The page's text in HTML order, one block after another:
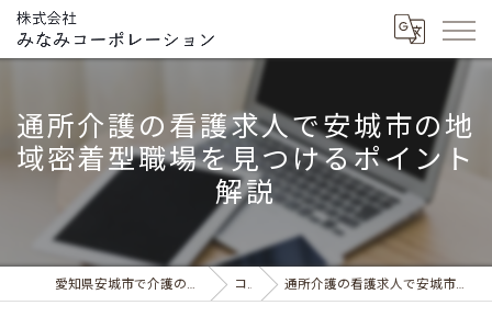
通所介護の看護求人で安城市の地
域密着型職場を見つけるポイント
解説
愛知県安城市で介護の求人ならデイサービス みなみの風 コラム 通所介護の看護求人で安城市の地域密着型職場を見つけるポイント解説